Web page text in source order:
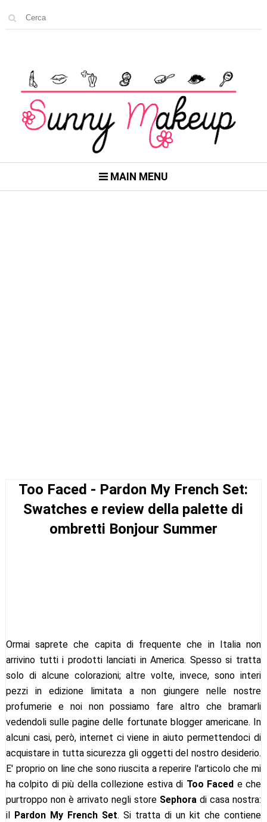
MAIN MENU
Too Faced - Pardon My French Set:
Swatches e review della palette di
ombretti Bonjour Summer
Ormai saprete che capita di frequente che in Italia non
arrivino tutti i prodotti lanciati in America. Spesso si tratta
solo di alcune colorazioni; altre volte, invece, sono interi
pezzi in edizione limitata a non giungere nelle nostre
profumerie e noi non possiamo fare altro che bramarli
vedendoli sulle pagine delle fortunate blogger americane. In
alcuni casi, però, internet ci viene in aiuto permettendoci di
acquistare in tutta sicurezza gli oggetti del nostro desiderio.
E' proprio on line che sono riuscita a reperire l'articolo che mi
ha colpito di più della collezione estiva di Too Faced e che
purtroppo non è arrivato negli store Sephora di casa nostra:
il
Pardon My French Set. Si tratta di un kit che contiene